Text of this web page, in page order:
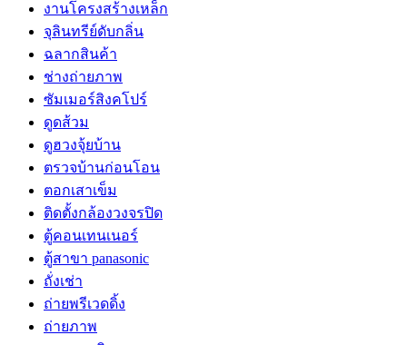
งานโครงสร้างเหล็ก
จุลินทรีย์ดับกลิ่น
ฉลากสินค้า
ช่างถ่ายภาพ
ซัมเมอร์สิงคโปร์
ดูดส้วม
ดูฮวงจุ้ยบ้าน
ตรวจบ้านก่อนโอน
ตอกเสาเข็ม
ติดตั้งกล้องวงจรปิด
ตู้คอนเทนเนอร์
ตู้สาขา panasonic
ถั่งเช่า
ถ่ายพรีเวดดิ้ง
ถ่ายภาพ